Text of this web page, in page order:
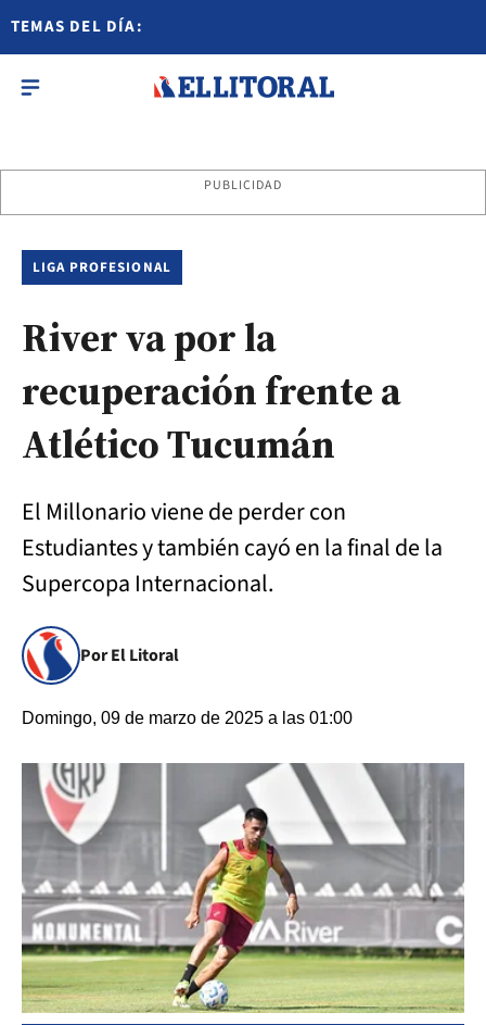
TEMAS DEL DÍA:
PUBLICIDAD
LIGA PROFESIONAL
River va por la
recuperación frente a
Atlético Tucumán
El Millonario viene de perder con
Estudiantes y también cayó en la final de la
Supercopa Internacional.
Por El Litoral
Domingo, 09 de marzo de 2025 a las 01:00